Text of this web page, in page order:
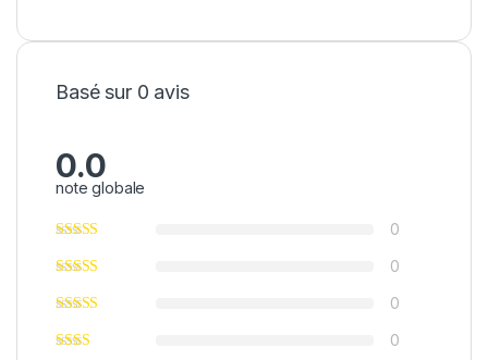
Basé sur 0 avis
0.0
note globale
0
0
0
0